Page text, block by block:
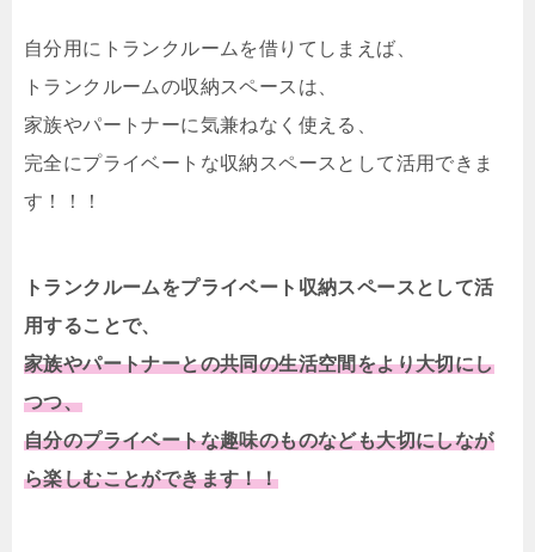
自分用にトランクルームを借りてしまえば、
トランクルームの収納スペースは、
家族やパートナーに気兼ねなく使える、
完全にプライベートな収納スペースとして活用できま
す！！！
トランクルームをプライベート収納スペースとして活
用することで、
家族やパートナーとの共同の生活空間をより大切にし
つつ、
自分のプライベートな趣味のものなども大切にしなが
ら楽しむことができます！！